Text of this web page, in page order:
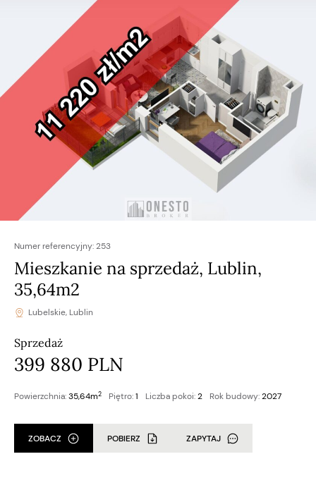
Numer referencyjny:253
Mieszkanie na sprzedaż, Lublin,
35,64m2
Lubelskie, Lublin
Sprzedaż
399 880 PLN
Powierzchnia:35,64m2 Piętro:1 Liczba pokoi:2 Rok budowy:2027
ZOBACZ POBIERZ ZAPYTAJ